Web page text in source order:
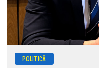
POLITICĂ